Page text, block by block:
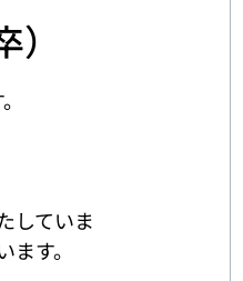
していま
す。